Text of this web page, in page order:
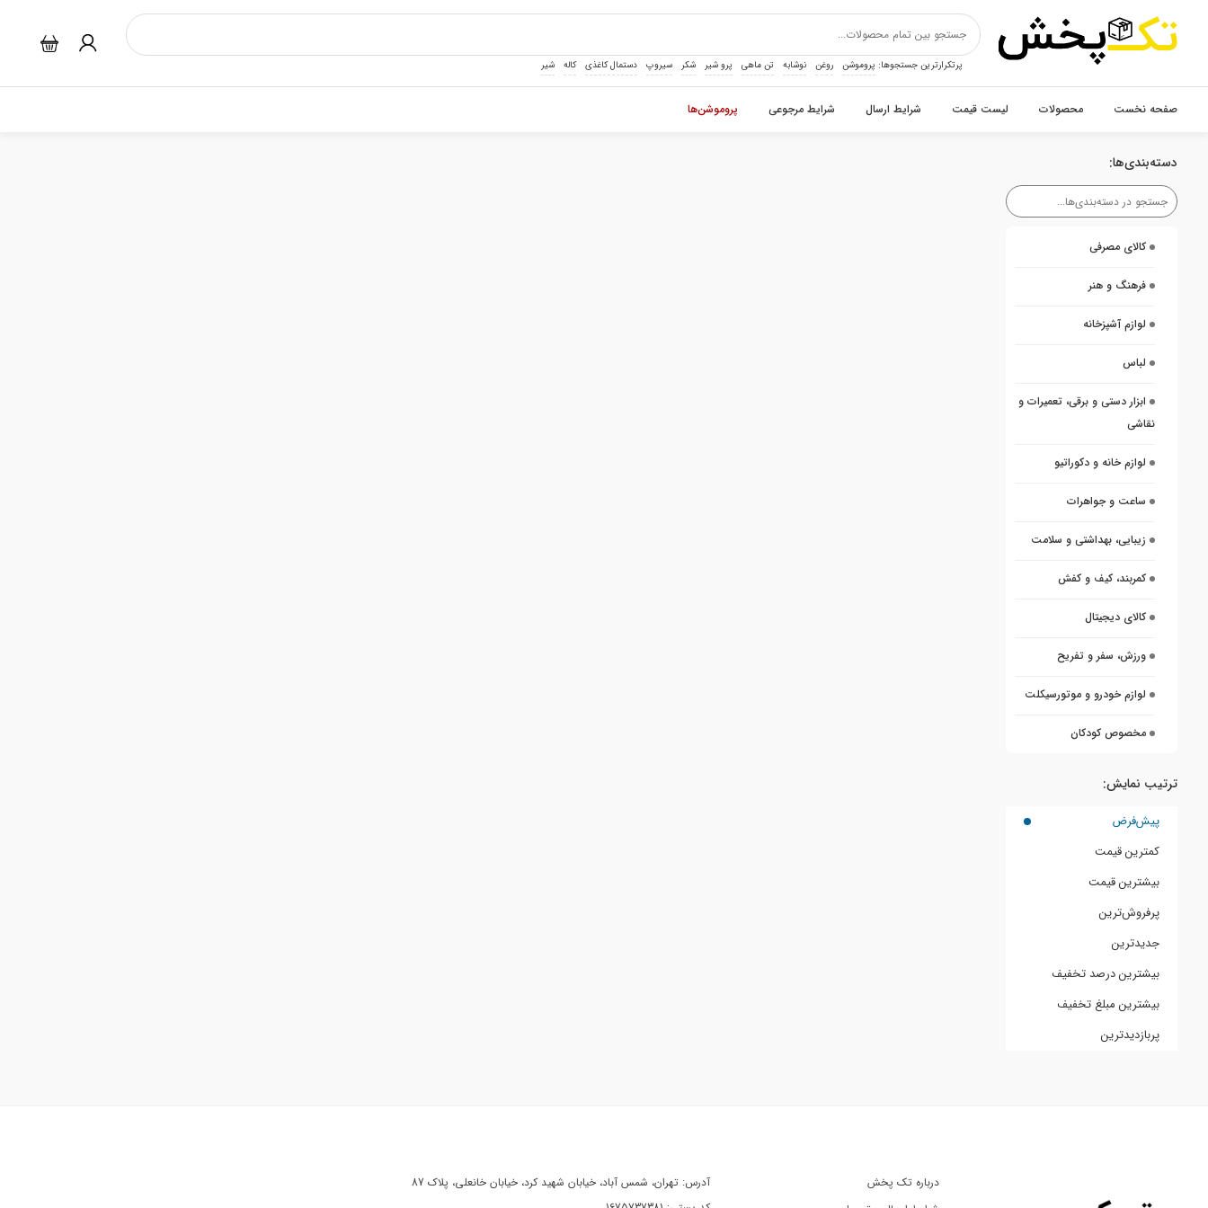
پرتکرارترین جستجوها: پروموشن روغن نوشابه تن ماهی پرو شیر شکر سیروپ دستمال کاغذی کاله شیر
صفحه نخست محصولات لیست قیمت شرایط ارسال شرایط مرجوعی پروموشن‌ها
دسته‌بندی‌ها:
کالای مصرفی
فرهنگ و هنر
لوازم آشپزخانه
لباس
ابزار دستی و برقی، تعمیرات و
نقاشی
لوازم خانه و دکوراتیو
ساعت و جواهرات
زیبایی، بهداشتی و سلامت
کمربند، کیف و کفش
کالای دیجیتال
ورزش، سفر و تفریح
لوازم خودرو و موتورسیکلت
مخصوص کودکان
ترتیب نمایش:
پیش‌فرض
کمترین قیمت
بیشترین قیمت
پرفروش‌ترین
جدیدترین
بیشترین درصد تخفیف
بیشترین مبلغ تخفیف
پربازدیدترین
درباره تک پخش
آدرس: تهران، شمس آباد، خیابان شهید کرد، خیابان خانعلی، پلاک 87